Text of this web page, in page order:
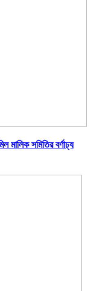
মালিক সমিতির বর্ণাঢ্য